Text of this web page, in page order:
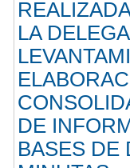
LA
DE
BASES DE